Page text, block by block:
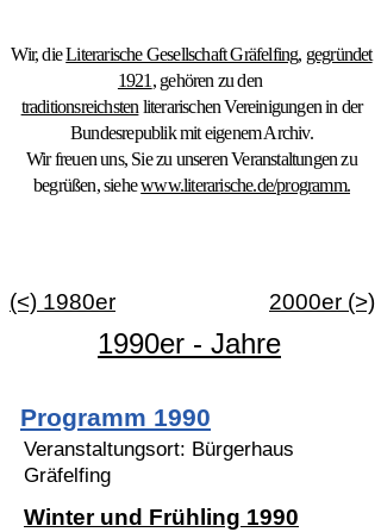
Wir, dieLiterarische Gesellschaft Gräfelfing, gegründet
1921 , gehören zu den
traditionsreichsten literarischen Vereinigungen in der
Bundesrepublik mit eigenem Archiv.
Wir freuen uns, Sie zu unseren Veranstaltungen zu
begrüßen, siehewww.literarische.de/programm.
(<) 1980er 2000er (>)
1990er - Jahre
Programm 1990
Veranstaltungsort: Bürgerhaus
Gräfelfing
Winter und Frühling 1990